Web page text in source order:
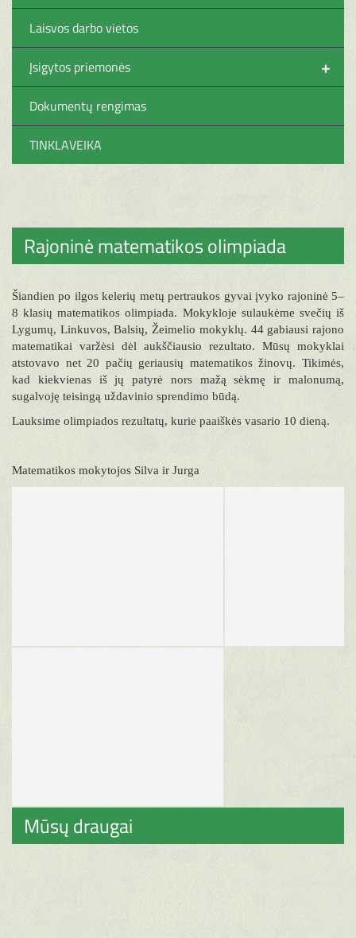
Laisvos darbo vietos
+
Įsigytos priemonės
Dokumentų rengimas
TINKLAVEIKA
Rajoninė matematikos olimpiada
Šiandien po ilgos kelerių metų pertraukos gyvai įvyko rajoninė 5–
8 klasių matematikos olimpiada. Mokykloje sulaukėme svečių iš
Lygumų, Linkuvos, Balsių, Žeimelio mokyklų. 44 gabiausi rajono
matematikai varžėsi dėl aukščiausio rezultato. Mūsų mokyklai
atstovavo net 20 pačių geriausių matematikos žinovų. Tikimės,
kad kiekvienas iš jų patyrė nors mažą sėkmę ir malonumą,
sugalvoję teisingą uždavinio sprendimo būdą.
Lauksime olimpiados rezultatų, kurie paaiškės vasario 10 dieną.
Matematikos mokytojos Silva ir Jurga
Mūsų draugai